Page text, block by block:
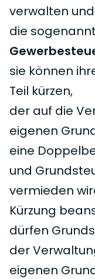
verwalten
die
sie können
Teil kürzen,
der auf die
eigenen
eine
und
vermieden
Kürzung
dürfen
der
eigenen